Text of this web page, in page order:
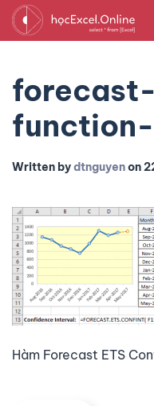
Written bydtnguyenon
Hàm Forecast ETS